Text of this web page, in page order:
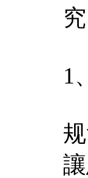
究
1